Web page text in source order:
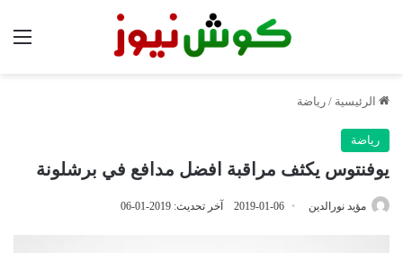
الرئيسية / رياضة
رياضة
يوفنتوس يكثف مراقبة افضل مدافع في برشلونة
مؤيد نورالدين 2019-01-06 آخر تحديث: 2019-01-06